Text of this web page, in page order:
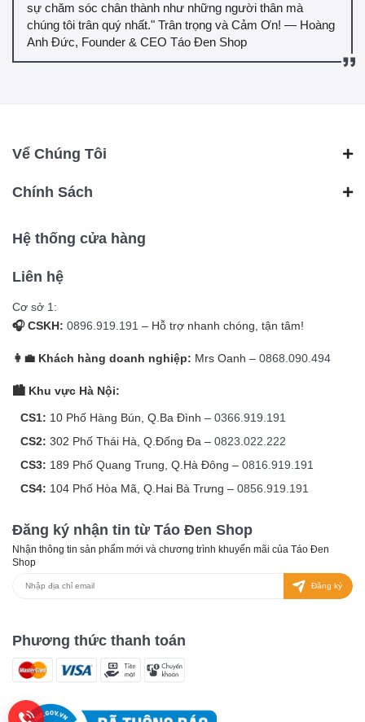
sự chăm sóc chân thành như những người thân mà
chúng tôi trân quý nhất." Trân trọng và Cảm Ơn! — Hoàng
Anh Đức, Founder & CEO Táo Đen Shop
Vể Chúng Tôi
Chính Sách
Hệ thống cửa hàng
Liên hệ
Cơ sở 1:
🎧 CSKH: 0896.919.191 – Hỗ trợ nhanh chóng, tận tâm!
👩‍💼 Khách hàng doanh nghiệp: Mrs Oanh – 0868.090.494
🏙️ Khu vực Hà Nội:
CS1: 10 Phố Hàng Bún, Q.Ba Đình – 0366.919.191
CS2: 302 Phố Thái Hà, Q.Đống Đa – 0823.022.222
CS3: 189 Phố Quang Trung, Q.Hà Đông – 0816.919.191
CS4: 104 Phố Hòa Mã, Q.Hai Bà Trưng – 0856.919.191
Đăng ký nhận tin từ Táo Đen Shop
Nhận thông tin sản phẩm mới và chương trình khuyến mãi của Táo Đen
Shop
Đăng ký
Phương thức thanh toán